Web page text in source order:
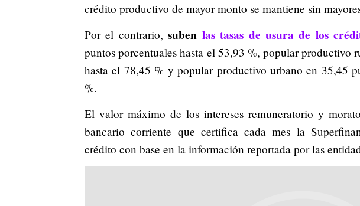
crédito productivo de mayor monto se mantiene sin
Por el contrario,suben las tasas de usura de los
puntos porcentuales hasta el 53,93 %, popular productivo
hasta el 78,45 % y popular productivo urbano en 35,45
%.
El valor máximo de los intereses remuneratorio y
bancario corriente que certifica cada mes la
crédito con base en la información reportada por las